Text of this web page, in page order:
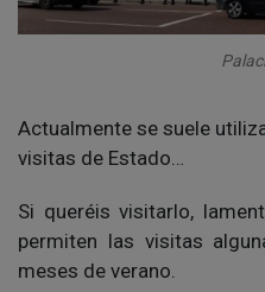
Actualmente se suele
visitas de Estado…
Si queréis visitarlo,
permiten las visitas
meses de verano.